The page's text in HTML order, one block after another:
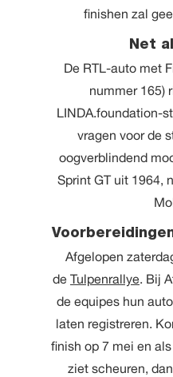
finishen zal
Net
De RTL-auto met
nummer 165)
LINDA.foundation-
vragen voor de
oogverblindend
Sprint GT uit 1964,
Afgelopen
de Tulpenrallye. Bij
de equipes hun
laten registreren.
finish op 7 mei en
ziet scheuren,